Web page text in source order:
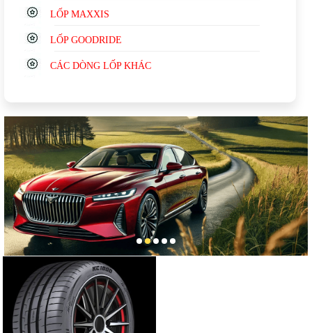
LỐP MAXXIS
LỐP GOODRIDE
CÁC DÒNG LỐP KHÁC